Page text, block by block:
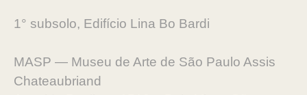
1° subsolo, Edifício Lina Bo Bardi
MASP — Museu de Arte de São Paulo Assis
Chateaubriand